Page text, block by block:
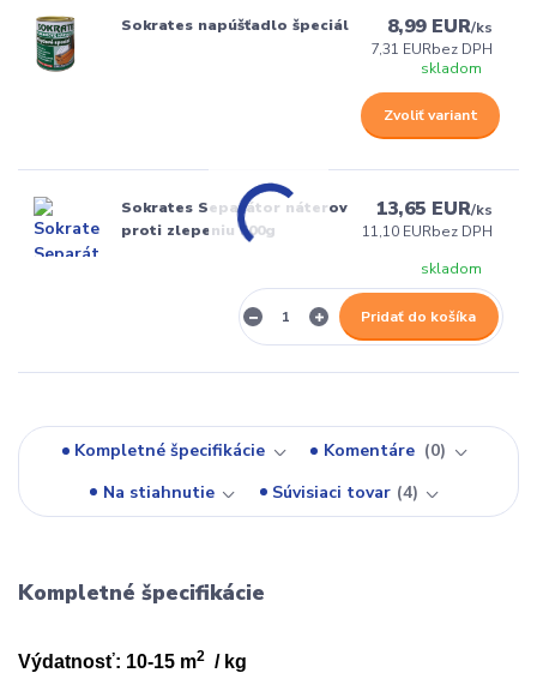
Sokrates napúšťadlo špeciál 8,99 EUR/ks
7,31 EURbez DPH
skladom
Zvoliť variant
Sokrates Separátor náterov
proti zlepeniu 500g
13,65 EUR/ks
11,10 EURbez DPH
skladom
Pridať do košíka
Kompletné špecifikácie Komentáre
0
Na stiahnutie
Súvisiaci tovar 4
Kompletné špecifikácie
Výdatnosť: 10-15 m2 / kg